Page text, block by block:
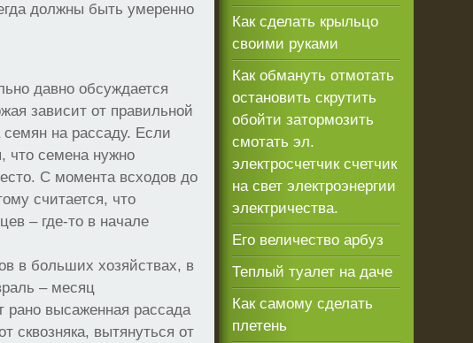
должны быть умеренно
давно обсуждается
зависит от правильной
на рассаду. Если
что семена нужно
С момента всходов до
считается, что
– где-то в начале
в больших хозяйствах, в
– месяц
рано высаженная рассада
сквозняка, вытянуться от
Как сделать крыльцо
своими руками
Как обмануть отмотать
остановить скрутить
обойти затормозить
смотать эл.
электросчетчик счетчик
на свет электроэнергии
электричества.
Его величество арбуз
Теплый туалет на даче
Как самому сделать
плетень